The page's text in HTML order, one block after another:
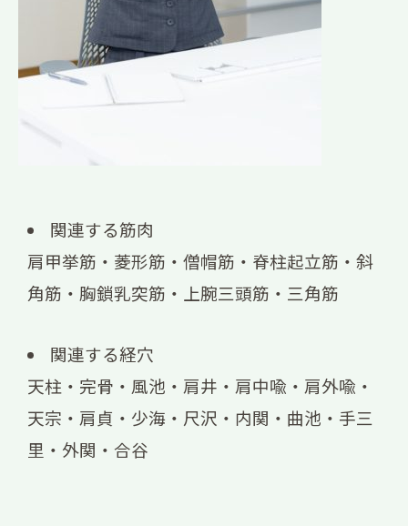
関連する筋肉
肩甲挙筋・菱形筋・僧帽筋・脊柱起立筋・斜
角筋・胸鎖乳突筋・上腕三頭筋・三角筋
関連する経穴
天柱・完骨・風池・肩井・肩中喩・肩外喩・
天宗・肩貞・少海・尺沢・内関・曲池・手三
里・外関・合谷